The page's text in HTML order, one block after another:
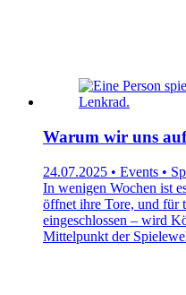
Warum wir uns
24.07.2025 • Events •
In wenigen Wochen ist
öffnet ihre Tore, und für
eingeschlossen – wird
Mittelpunkt der